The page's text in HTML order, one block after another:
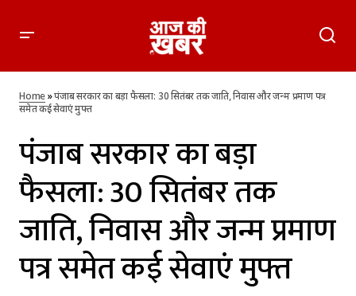
प्रमाण पत्र समेत कई सेवाएं मुफ्त
Home»पंजाब सरकार का बड़ा फैसला: 30 सितंबर तक जाति, निवास और जन्म प्रमाण पत्र
समेत कई सेवाएं मुफ्त
पंजाब सरकार का बड़ा
फैसला: 30 सितंबर तक
जाति, निवास और जन्म प्रमाण
पत्र समेत कई सेवाएं मुफ्त